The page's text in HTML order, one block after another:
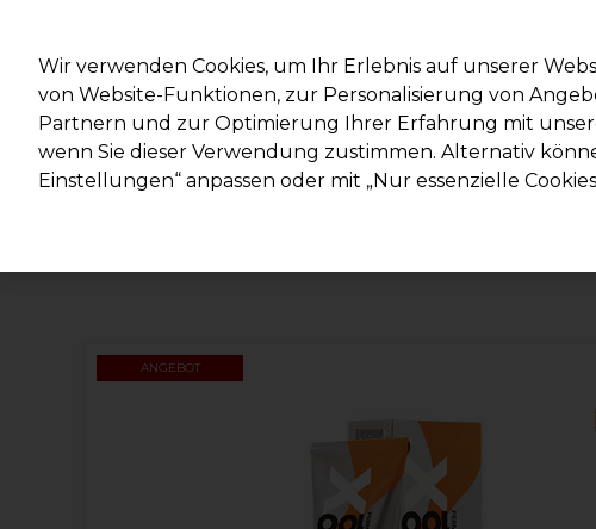
Marken Deals Haare Elektrogeräte Saloneinrichtung
Lieferung und Lieferzeiten
ANGEBOT
Wir verwenden Cookies, um Ihr Erlebnis auf unserer
von Website-Funktionen, zur Personalisierung von
Partnern und zur Optimierung Ihrer Erfahrung mit
wenn Sie dieser Verwendung zustimmen. Alternativ
Einstellungen“ anpassen oder mit „Nur essenzielle